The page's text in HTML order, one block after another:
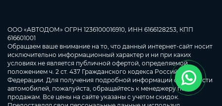
ООО «АВТОДОМ» ОГРН 1236100016910, ИНН 6166128253, КПП
616601001
Обращаем ваше внимание на то, что данный интернет-сайт носит
исключительно информационный характер и ни при каких
условиях не является публичной офертой, определяемой
положением ч. 2 ст. 437 Гражданского кодекса Российской
Федерации. Для получения подробной информации о стоимости
автомобилей, пожалуйста, обращайтесь к менеджеру по
продажам. Все цены на сайте указаны с учетом скидок.